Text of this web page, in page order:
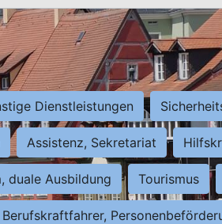
Dienstleistungen
Assistenz, Sekretariat
duale Ausbildung Tourismus
Berufskraftfahrer,